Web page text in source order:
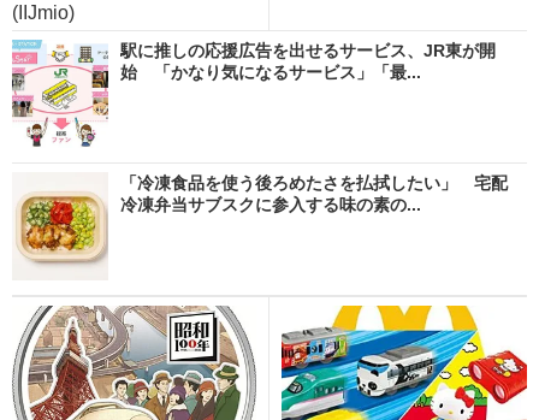
(IIJmio)
駅に推しの応援広告を出せるサービス、JR東が開
始 「かなり気になるサービス」「最...
「冷凍食品を使う後ろめたさを払拭したい」 宅配
冷凍弁当サブスクに参入する味の素の...